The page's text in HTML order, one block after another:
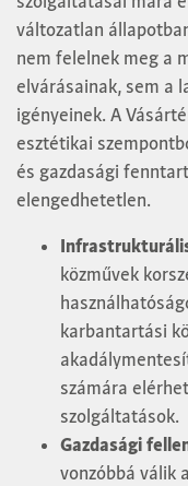
változatlan
nem felelnek meg a
elvárásainak, sem a
igényeinek. A
esztétikai
és gazdasági
elengedhetetlen.
közművek
karbantartási
számára
szolgáltatások.
Gazdasági
vonzóbbá válik